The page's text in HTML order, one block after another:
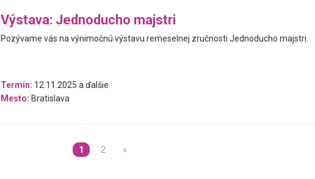
Výstava: Jednoducho majstri
Pozývame vás na výnimočnú výstavu remeselnej zručnosti Jednoducho majstri.
Termín: 12.11.2025 a ďalšie
Mesto: Bratislava
1 2 »